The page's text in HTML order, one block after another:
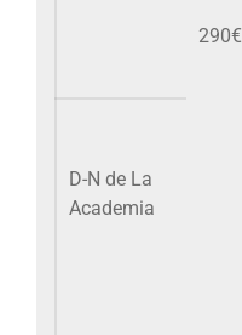
290€
D-N de La
Academia